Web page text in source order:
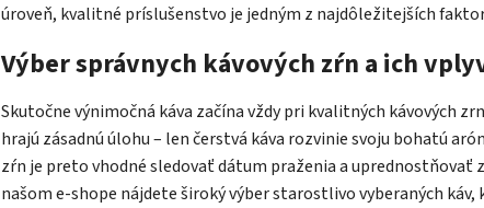
úroveň, kvalitné príslušenstvo je jedným z najdôležitejších
Výber správnych kávových zŕn a ich
Skutočne výnimočná káva začína vždy pri kvalitných kávových
hrajú zásadnú úlohu – len čerstvá káva rozvinie svoju bohatú
zŕn je preto vhodné sledovať dátum praženia a uprednostňovať
našom e-shope nájdete široký výber starostlivo vyberaných